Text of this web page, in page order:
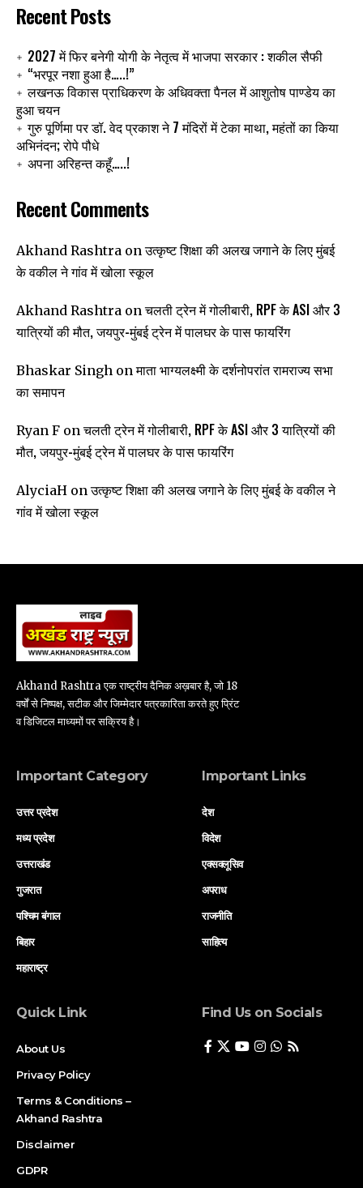
Recent Posts
2027 में फिर बनेगी योगी के नेतृत्व में भाजपा सरकार : शकील सैफी
“भरपूर नशा हुआ है…..!”
लखनऊ विकास प्राधिकरण के अधिवक्ता पैनल में आशुतोष पाण्डेय का
हुआ चयन
गुरु पूर्णिमा पर डॉ. वेद प्रकाश ने 7 मंदिरों में टेका माथा, महंतों का किया
अभिनंदन; रोपे पौधे
अपना अरिहन्त कहूँ…..!
Recent Comments
Akhand Rashtra onउत्कृष्ट शिक्षा की अलख जगाने के लिए मुंबई
के वकील ने गांव में खोला स्कूल
Akhand Rashtra onचलती ट्रेन में गोलीबारी, RPF के ASI और 3
यात्रियों की मौत, जयपुर-मुंबई ट्रेन में पालघर के पास फायरिंग
Bhaskar Singh onमाता भाग्यलक्ष्मी के दर्शनोपरांत रामराज्य सभा
का समापन
Ryan F onचलती ट्रेन में गोलीबारी, RPF के ASI और 3 यात्रियों की
मौत, जयपुर-मुंबई ट्रेन में पालघर के पास फायरिंग
AlyciaH onउत्कृष्ट शिक्षा की अलख जगाने के लिए मुंबई के वकील ने
गांव में खोला स्कूल
Akhand Rashtra एक राष्ट्रीय दैनिक अख़बार है, जो 18
वर्षों से निष्पक्ष, सटीक और जिम्मेदार पत्रकारिता करते हुए प्रिंट
व डिजिटल माध्यमों पर सक्रिय है।
Important Category
उत्तर प्रदेश
मध्य प्रदेश
उत्तराखंड
गुजरात
पश्चिम बंगाल
बिहार
महाराष्ट्र
Important Links
देश
विदेश
एक्सक्लूसिव
अपराध
राजनीति
साहित्य
Quick Link
About Us
Privacy Policy
Terms & Conditions –
Akhand Rashtra
Disclaimer
GDPR
Find Us on Socials